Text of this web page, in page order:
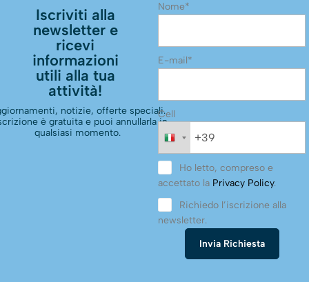
Iscriviti alla
newsletter e
ricevi
informazioni
utili alla tua
attività!
notizie, offerte speciali.
è gratuita e puoi annullarla in
qualsiasi momento.
Nome*
E-mail*
Cell
Ho letto, compreso e
accettato la Privacy Policy.
Richiedo l’iscrizione alla
newsletter.